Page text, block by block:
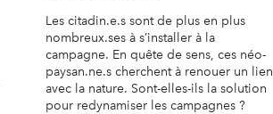
Les citadin.e.s sont de plus en plus
nombreux.ses à s’installer à la
campagne. En quête de sens, ces néo-
paysan.ne.s cherchent à renouer un lien
avec la nature. Sont-elles-ils la solution
pour redynamiser les campagnes ?